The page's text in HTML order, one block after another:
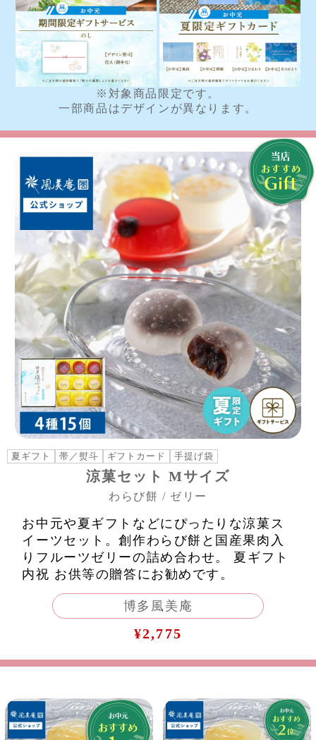
※対象商品限定です。
一部商品はデザインが異なります。
おすすめスイーツ
夏ギフト 帯／熨斗 ギフトカード 手提げ袋
涼菓セット Mサイズ
わらび餅 / ゼリー
お中元や夏ギフトなどにぴったりな涼菓ス
イーツセット。創作わらび餅と国産果肉入
りフルーツゼリーの詰め合わせ。 夏ギフト
内祝 お供等の贈答にお勧めです。
博多風美庵
¥2,775